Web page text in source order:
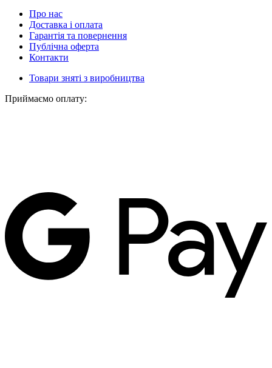
Про нас
Доставка і оплата
Гарантія та повернення
Публічна оферта
Контакти
Товари зняті з виробництва
Приймаємо оплату: